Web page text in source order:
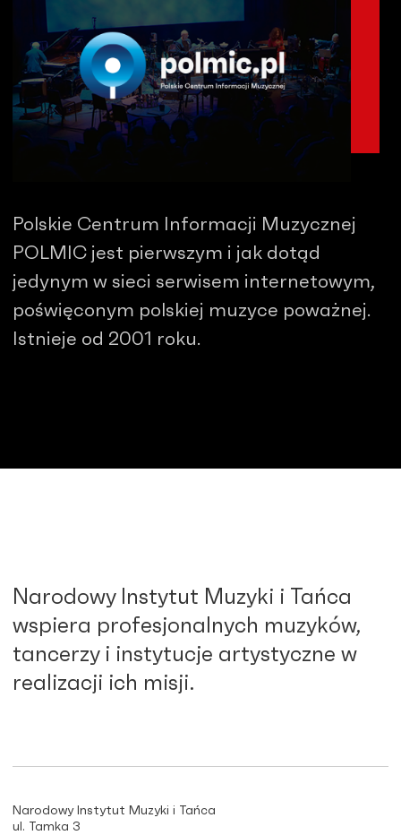
Polskie Centrum Informacji Muzycznej
POLMIC jest pierwszym i jak dotąd
jedynym w sieci serwisem internetowym,
poświęconym polskiej muzyce poważnej.
Istnieje od 2001 roku.
Narodowy Instytut Muzyki i Tańca
wspiera profesjonalnych muzyków,
tancerzy i instytucje artystyczne w
realizacji ich misji.
Narodowy Instytut Muzyki i Tańca
ul. Tamka 3